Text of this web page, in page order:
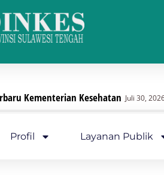
Kementerian Kesehatan Juli 30, 2026
Profil Layanan Publik